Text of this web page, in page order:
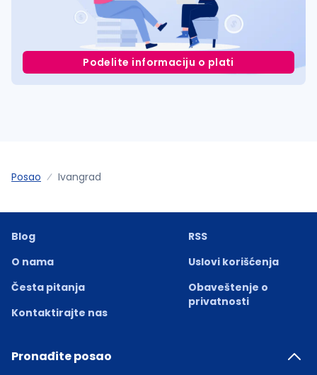
Podelite informaciju o plati
Posao Ivangrad
Blog
O nama
Česta pitanja
Kontaktirajte nas
RSS
Uslovi korišćenja
Obaveštenje o
privatnosti
Pronađite posao